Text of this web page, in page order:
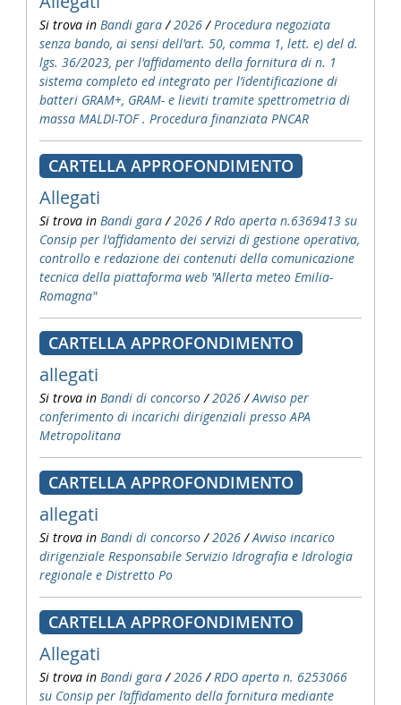
Si trova in Bandi gara /2026 /Procedura negoziata
senza bando, ai sensi dell'art. 50, comma 1, lett. e) del d.
lgs. 36/2023, per l'affidamento della fornitura di n. 1
sistema completo ed integrato per l’identificazione di
batteri GRAM+, GRAM- e lieviti tramite spettrometria di
massa MALDI-TOF . Procedura finanziata PNCAR
CARTELLA APPROFONDIMENTO
Allegati
Si trova in Bandi gara /2026 /Rdo aperta n.6369413 su
Consip per l'affidamento dei servizi di gestione operativa,
controllo e redazione dei contenuti della comunicazione
tecnica della piattaforma web "Allerta meteo Emilia-
Romagna"
CARTELLA APPROFONDIMENTO
allegati
Si trova in Bandi di concorso /2026 /Avviso per
conferimento di incarichi dirigenziali presso APA
Metropolitana
CARTELLA APPROFONDIMENTO
allegati
Si trova in Bandi di concorso /2026 /Avviso incarico
dirigenziale Responsabile Servizio Idrografia e Idrologia
regionale e Distretto Po
CARTELLA APPROFONDIMENTO
Allegati
Si trova in Bandi gara /2026 /RDO aperta n. 6253066
su Consip per l’affidamento della fornitura mediante